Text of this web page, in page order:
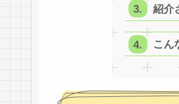
紹介
こん